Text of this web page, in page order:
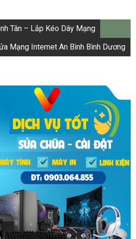
Tân – Lắp Kéo Dây Mạng
Mạng Internet An Bình Bình Dương